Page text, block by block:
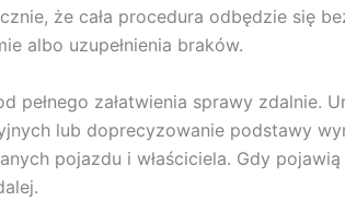
że cała procedura odbędzie się
albo uzupełnienia braków.
pełnego załatwienia sprawy zdalnie.
lub doprecyzowanie podstawy
pojazdu i właściciela. Gdy